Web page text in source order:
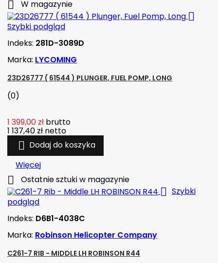
 W magazynie

Szybki podgląd
Indeks: 281D-3089D
Marka: LYCOMING
23D26777 ( 61544 ) PLUNGER, FUEL POMP, LONG
(0)
1 399,00 zł brutto
1 137,40 zł netto
 Dodaj do koszyka
Więcej
 Ostatnie sztuki w magazynie
 Szybki
podgląd
Indeks: D6B1-4038C
Marka: Robinson Helicopter Company
C261-7 RIB - MIDDLE LH ROBINSON R44